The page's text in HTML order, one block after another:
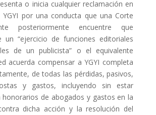
o inicia cualquier reclamación en
YGYI por una conducta que una Corte
posteriormente encuentre que
un “ejercicio de funciones editoriales
de un publicista” o el equivalente
acuerda compensar a YGYI completa
de todas las pérdidas, pasivos,
y gastos, incluyendo sin estar
de abogados y gastos en la
dicha acción y la resolución del